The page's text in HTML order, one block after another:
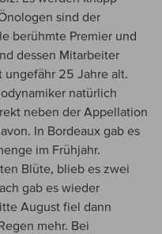
sind der
berühmte Premier und
dessen Mitarbeiter
ungefähr 25 Jahre alt.
natürlich
neben der Appellation
In Bordeaux gab es
im Frühjahr.
Blüte, blieb es zwei
gab es wieder
August fiel dann
mehr. Bei